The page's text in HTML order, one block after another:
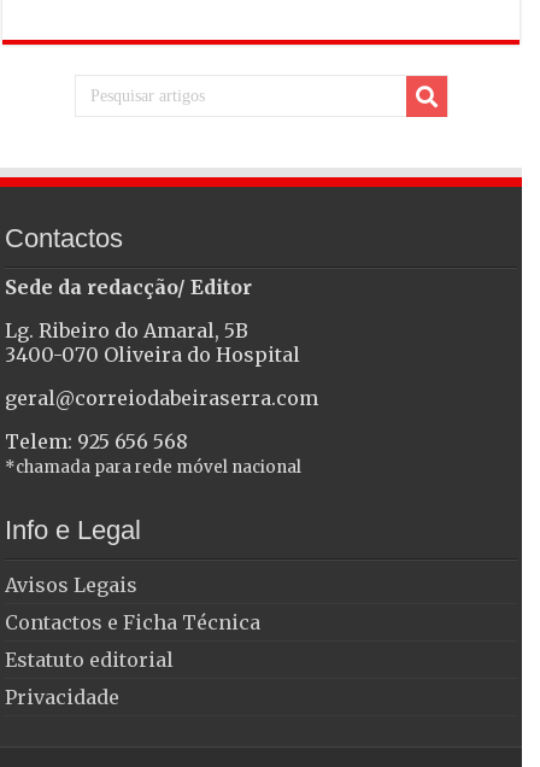
Contactos
Sede da redacção/ Editor
Lg. Ribeiro do Amaral, 5B
3400-070 Oliveira do Hospital
geral@correiodabeiraserra.com
Telem: 925 656 568
*chamada para rede móvel nacional
Info e Legal
Avisos Legais
Contactos e Ficha Técnica
Estatuto editorial
Privacidade